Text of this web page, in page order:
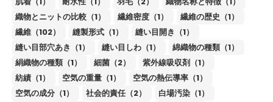
織物とニットの比較（1）
繊維密度（1）
繊維の歴史（1）
繊維（102）
縫製形式（1）
縫い目開き（1）
縫い目部穴あき（1）
縫い目しわ（1）
綿織物の種類（1）
絹織物の種類（1）
細菌（2）
紫外線吸収剤（1）
紡績（1）
空気の重量（1）
空気の熱伝導率（1）
空気の成分（1）
社会的責任（2）
白場汚染（1）